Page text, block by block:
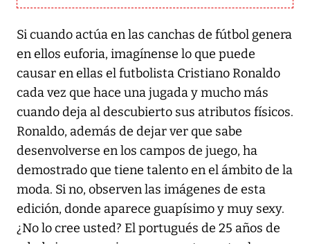
Si cuando actúa en las canchas de fútbol genera
en ellos euforia, imagínense lo que puede
causar en ellas el futbolista Cristiano Ronaldo
cada vez que hace una jugada y mucho más
cuando deja al descubierto sus atributos físicos.
Ronaldo, además de dejar ver que sabe
desenvolverse en los campos de juego, ha
demostrado que tiene talento en el ámbito de la
moda. Si no, observen las imágenes de esta
edición, donde aparece guapísimo y muy sexy.
¿No lo cree usted? El portugués de 25 años de